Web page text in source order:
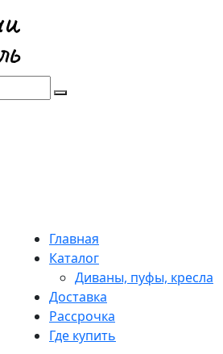
Главная
Каталог
Диваны, пуфы, кресла
Доставка
Рассрочка
Где купить